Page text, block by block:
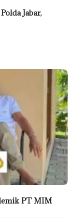
Jabar,
PT MIM